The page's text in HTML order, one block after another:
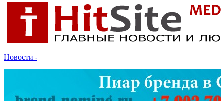
Новости -